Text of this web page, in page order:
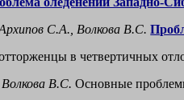
С.А., Волкова В.С.
в четвертичных
В.С. Основные